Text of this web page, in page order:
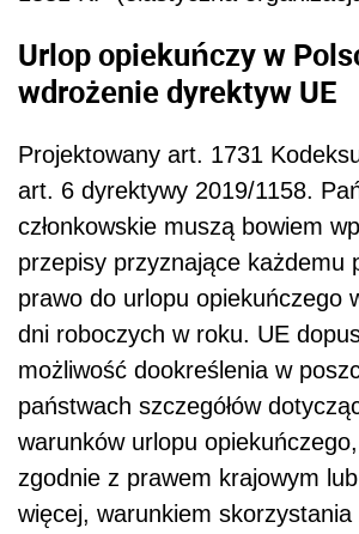
Urlop opiekuńczy w
wdrożenie dyrektyw UE
Projektowany art. 1731
art. 6 dyrektywy 2019/1158.
członkowskie muszą bowiem
przepisy przyznające każdemu
prawo do urlopu opiekuńczego
dni roboczych w roku. UE
możliwość dookreślenia w
państwach szczegółów
warunków urlopu
zgodnie z prawem krajowym
więcej, warunkiem skorzystania